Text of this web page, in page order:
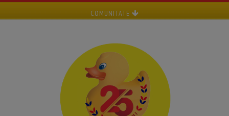
COMUNITATE